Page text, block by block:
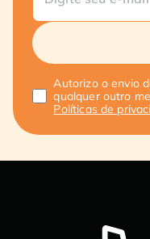
Autorizo o envio
qualquer outro
Políticas de